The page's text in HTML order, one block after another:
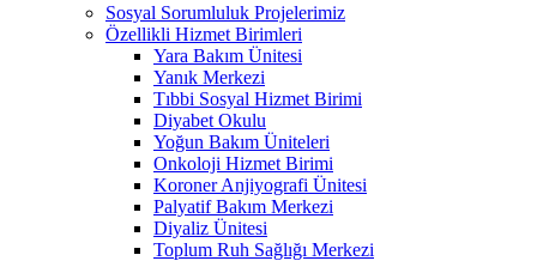
Sosyal Sorumluluk Projelerimiz
Özellikli Hizmet Birimleri
Yara Bakım Ünitesi
Yanık Merkezi
Tıbbi Sosyal Hizmet Birimi
Diyabet Okulu
Yoğun Bakım Üniteleri
Onkoloji Hizmet Birimi
Koroner Anjiyografi Ünitesi
Palyatif Bakım Merkezi
Diyaliz Ünitesi
Toplum Ruh Sağlığı Merkezi